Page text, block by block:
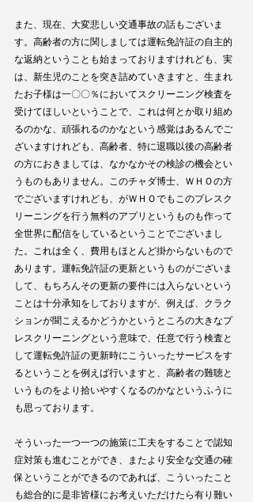
また、現在、大変悲しい交通事故の話もございま
す。高齢者の方に関しましては運転免許証の自主的
な返納ということも始まっておりますけれども、実
は、新生児のことを突き詰めていきますと、生まれ
たお子様は一〇〇％においてスクリーニング検査を
受けてほしいということで、これは何とか取り組め
るのかな、頑張れるのかなという感覚はあるんでご
ざいますけれども、高齢者、特に退職以後の高齢者
の方におきましては、なかなかその検診の機会とい
うものもありません。このチャダ博士、ＷＨＯの方
でございますけれども、がＷＨＯでもこのプレスク
リーニングを行う無料のアプリというものも作って
全世界に配信をしているということでございまし
た。これは全く、費用もほとんど掛からないもので
あります。運転免許証の更新というものがございま
して、もちろんその更新の要件には入らないという
ことは十分承知をしておりますが、例えば、クラク
ションが聞こえるかどうかというところの大きなプ
レスクリーニングという意味で、任意で行う検査と
して運転免許証の更新時にこういったサービスをす
るということを例えば行いますと、高齢者の難聴と
いうものをより拾いやすくなるのかなというふうに
も思っております。
そういった一つ一つの施策に工夫をすることで認知
症対策も進むことができ、またより安全な交通の確
保ということができるのであれば、こういったこと
も総合的に是非皆様にお考えいただけたら有り難い